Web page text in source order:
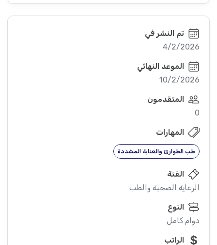
تم النشر في
4/2/2026
الموعد النهائي
10/2/2026
المتقدمون
0
المهارات
طب الطوارئ والعناية المشددة
الفئة
الرعاية الصحية والطب
النوع
دوام كامل
الراتب